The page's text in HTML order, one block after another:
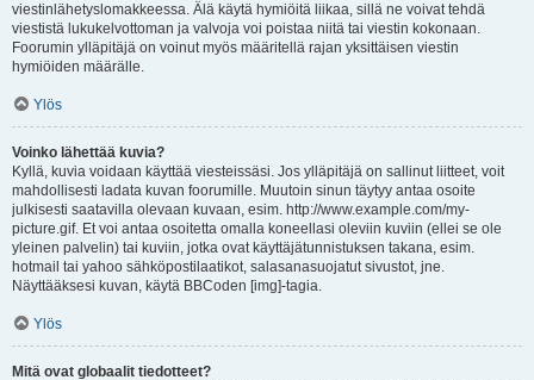
viestinlähetyslomakkeessa. Älä käytä hymiöitä liikaa, sillä ne voivat tehdä
viestistä lukukelvottoman ja valvoja voi poistaa niitä tai viestin kokonaan.
Foorumin ylläpitäjä on voinut myös määritellä rajan yksittäisen viestin
hymiöiden määrälle.
Ylös
Voinko lähettää kuvia?
Kyllä, kuvia voidaan käyttää viesteissäsi. Jos ylläpitäjä on sallinut liitteet, voit
mahdollisesti ladata kuvan foorumille. Muutoin sinun täytyy antaa osoite
julkisesti saatavilla olevaan kuvaan, esim. http://www.example.com/my-
picture.gif. Et voi antaa osoitetta omalla koneellasi oleviin kuviin (ellei se ole
yleinen palvelin) tai kuviin, jotka ovat käyttäjätunnistuksen takana, esim.
hotmail tai yahoo sähköpostilaatikot, salasanasuojatut sivustot, jne.
Näyttääksesi kuvan, käytä BBCoden [img]-tagia.
Ylös
Mitä ovat globaalit tiedotteet?